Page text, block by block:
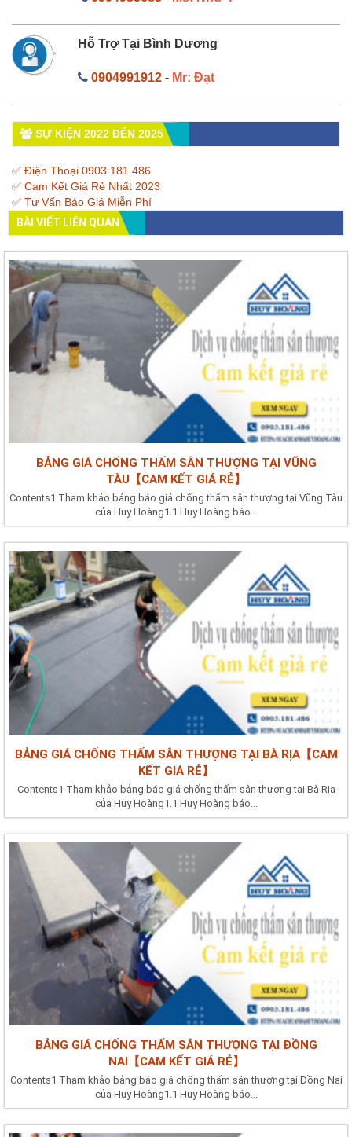
Hỗ Trợ Tại Bình Dương
0904991912- Mr: Đạt
SỰ KIỆN 2022 ĐẾN 2025
✅ Điện Thoại 0903.181.486
✅ Cam Kết Giá Rẻ Nhất 2023
✅ Tư Vấn Báo Giá Miễn Phí
BÀI VIẾT LIÊN QUAN
BẢNG GIÁ CHỐNG THẤM SÂN THƯỢNG TẠI VŨNG
TÀU【CAM KẾT GIÁ RẺ】
Contents1 Tham khảo bảng báo giá chống thấm sân thượng tại Vũng Tàu
của Huy Hoàng1.1 Huy Hoàng báo...
BẢNG GIÁ CHỐNG THẤM SÂN THƯỢNG TẠI BÀ RỊA【CAM
KẾT GIÁ RẺ】
Contents1 Tham khảo bảng báo giá chống thấm sân thượng tại Bà Rịa
của Huy Hoàng1.1 Huy Hoàng báo...
BẢNG GIÁ CHỐNG THẤM SÂN THƯỢNG TẠI ĐỒNG
NAI【CAM KẾT GIÁ RẺ】
Contents1 Tham khảo bảng báo giá chống thấm sân thượng tại Đồng Nai
của Huy Hoàng1.1 Huy Hoàng báo...